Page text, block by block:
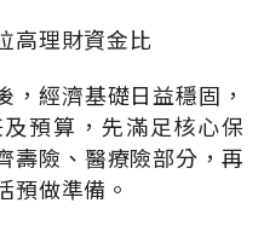
高理財資金比
，經濟基礎日益穩固，
預算，先滿足核心保
壽險、醫療險部分，再
預做準備。